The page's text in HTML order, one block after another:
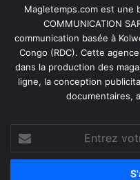
Magletemps.com est une
COMMUNICATION
communication basée à
Congo (RDC). Cette
dans la production des
ligne, la conception
documentaires,
votre
adresse